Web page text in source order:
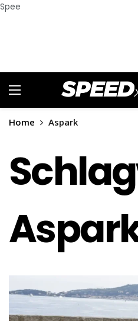
Spee
Home Aspark